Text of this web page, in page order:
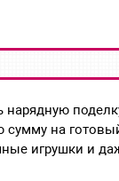
нарядную
сумму на
игрушки и